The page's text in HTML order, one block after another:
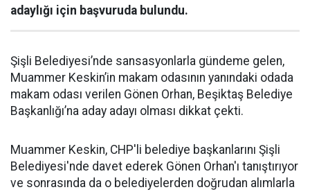
adaylığı için başvuruda bulundu.
Şişli Belediyesi’nde sansasyonlarla gündeme gelen,
Muammer Keskin’in makam odasının yanındaki odada
makam odası verilen Gönen Orhan, Beşiktaş Belediye
Başkanlığı’na aday adayı olması dikkat çekti.
Muammer Keskin, CHP'li belediye başkanlarını Şişli
Belediyesi'nde davet ederek Gönen Orhan'ı tanıştırıyor
ve sonrasında da o belediyelerden doğrudan alımlarla